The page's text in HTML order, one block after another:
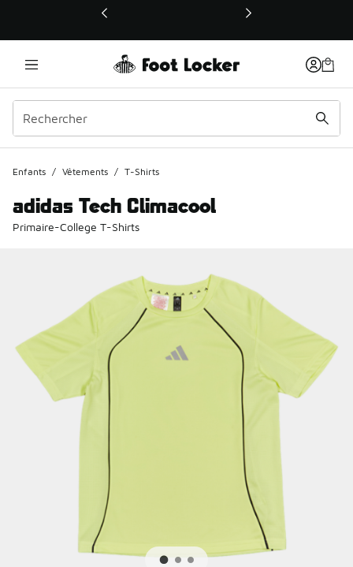
Ce lien ouvrira une nouvelle fenêtre
Enfants / Vêtements / T-Shirts
adidas Tech Climacool
Primaire-College T-Shirts